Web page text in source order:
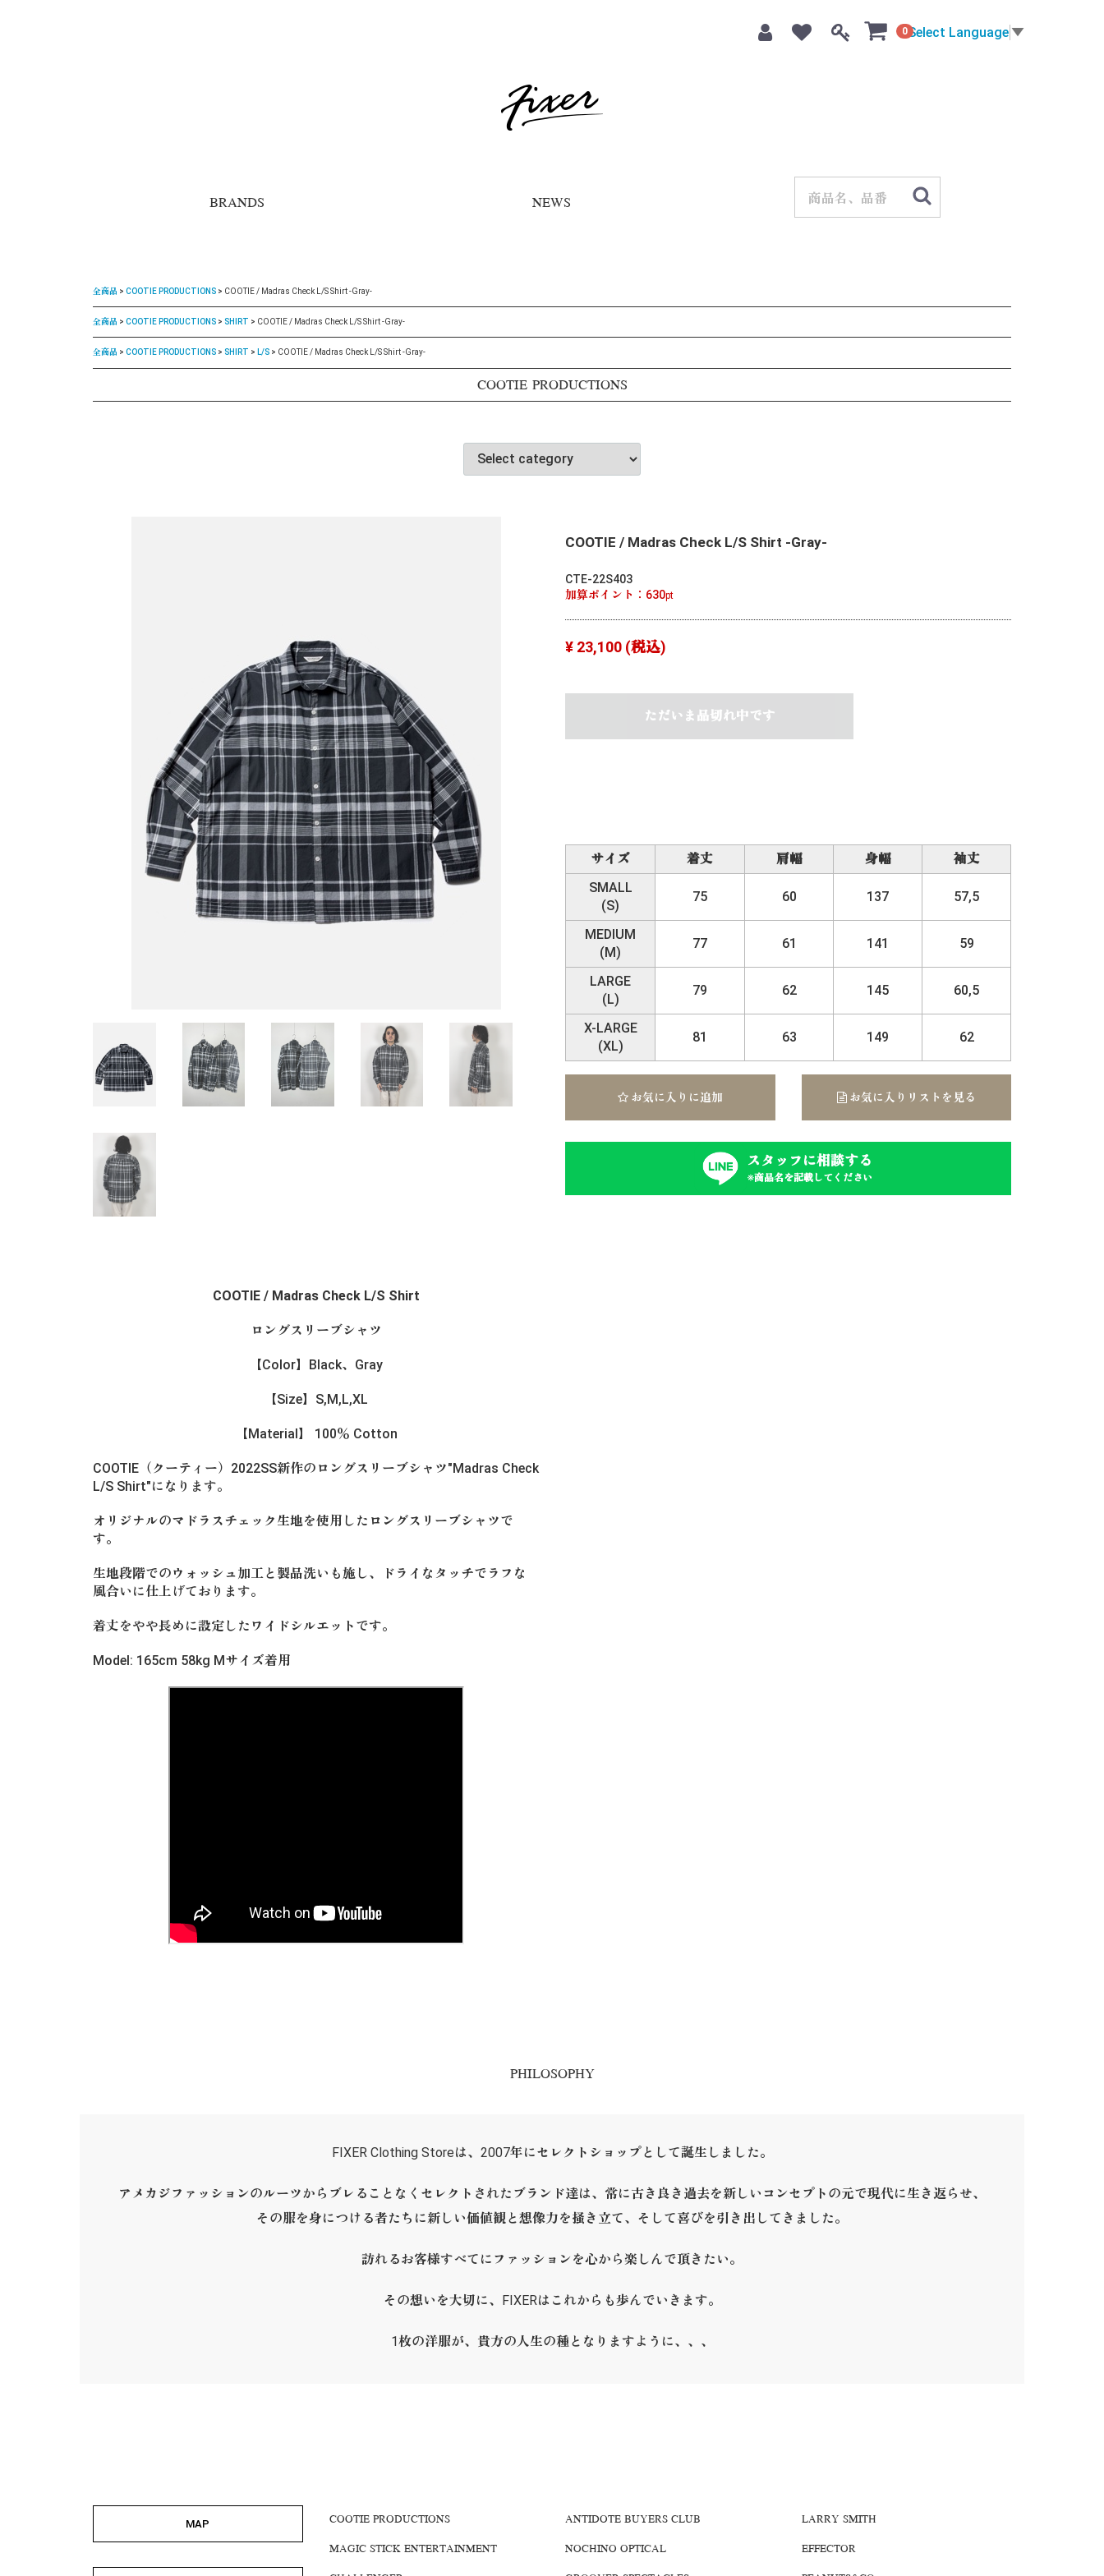
0 Select Language ▼
BRANDS NEWS
全商品 COOTIE PRODUCTIONS COOTIE / Madras Check L/S Shirt -Gray-
全商品 COOTIE PRODUCTIONS SHIRT COOTIE / Madras Check L/S Shirt -Gray-
全商品 COOTIE PRODUCTIONS SHIRT L/S COOTIE / Madras Check L/S Shirt -Gray-
COOTIE PRODUCTIONS
COOTIE / Madras Check L/S Shirt
ロングスリーブシャツ
【Color】Black、Gray
【Size】S,M,L,XL
【Material】 100％ Cotton
COOTIE（クーティー）2022SS新作のロングスリーブシャツ"Madras Check
L/S Shirt"になります。
オリジナルのマドラスチェック生地を使用したロングスリーブシャツで
す。
生地段階でのウォッシュ加工と製品洗いも施し、ドライなタッチでラフな
風合いに仕上げております。
着丈をやや長めに設定したワイドシルエットです。
Model: 165cm 58kg Mサイズ着用
COOTIE / Madras Check L/S Shirt -Gray-
CTE-22S403
加算ポイント： 630pt
¥ 23,100 (税込)
ただいま品切れ中です
サイズ 着丈 肩幅 身幅
袖丈
SMALL
(S)
75 60 137 57,5
MEDIUM
(M)
77 61 141 59
LARGE
(L)
79 62 145 60,5
X-LARGE
(XL)
81 63 149 62
お気に入りに追加 お気に入りリストを見る
スタッフに相談する
※商品名を記載してください
PHILOSOPHY
FIXER Clothing Storeは、2007年にセレクトショップとして誕生しました。
アメカジファッションのルーツからブレることなくセレクトされたブランド達は、常に古き良き過去を新しいコンセプトの元で現代に生き返らせ、
その服を身につける者たちに新しい価値観と想像力を掻き立て、そして喜びを引き出してきました。
訪れるお客様すべてにファッションを心から楽しんで頂きたい。
その想いを大切に、FIXERはこれからも歩んでいきます。
1枚の洋服が、貴方の人生の種となりますように、、、
MAP COOTIE PRODUCTIONS
MAGIC STICK ENTERTAINMENT
ANTIDOTE BUYERS CLUB
NOCHINO OPTICAL
LARRY SMITH
EFFECTOR